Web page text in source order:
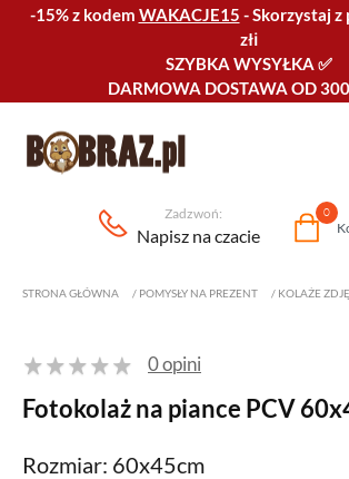
-15% z kodem WAKACJE15 -Skorzystaj z
złℹ️
SZYBKA WYSYŁKA ✅
DARMOWA DOSTAWA OD 300
Zadzwoń:
Napisz na czacie
0
STRONA GŁÓWNA / POMYSŁY NA PREZENT / KOLAŻE
0 opini
Fotokolaż na piance PCV
Rozmiar: 60x45cm